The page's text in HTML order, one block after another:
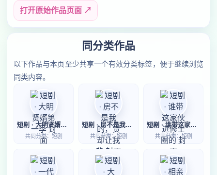
打开原始作品页面 ↗
同分类作品
以下作品与本页至少共享一个有效分类标签，便于继续浏览
同类内容。
短剧 · 大明贤婿第一季
共同分类：短剧
短剧 · 房不是我的，贷却让我背
共同分类：短剧
短剧 · 谁带这家伙进修士圈的
共同分类：短剧